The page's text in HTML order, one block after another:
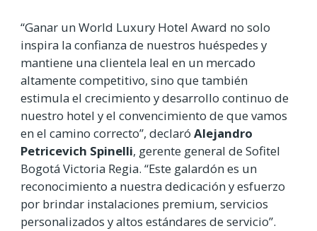
“Ganar un World Luxury Hotel Award no solo
inspira la confianza de nuestros huéspedes y
mantiene una clientela leal en un mercado
altamente competitivo, sino que también
estimula el crecimiento y desarrollo continuo de
nuestro hotel y el convencimiento de que vamos
en el camino correcto”, declaró Alejandro
Petricevich Spinelli, gerente general de Sofitel
Bogotá Victoria Regia. “Este galardón es un
reconocimiento a nuestra dedicación y esfuerzo
por brindar instalaciones premium, servicios
personalizados y altos estándares de servicio”.